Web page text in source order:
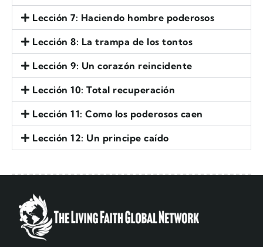
Lección 7: Haciendo hombre poderosos
Lección 8: La trampa de los tontos
Lección 9: Un corazón reincidente
Lección 10: Total recuperación
Lección 11: Como los poderosos caen
Lección 12: Un principe caído